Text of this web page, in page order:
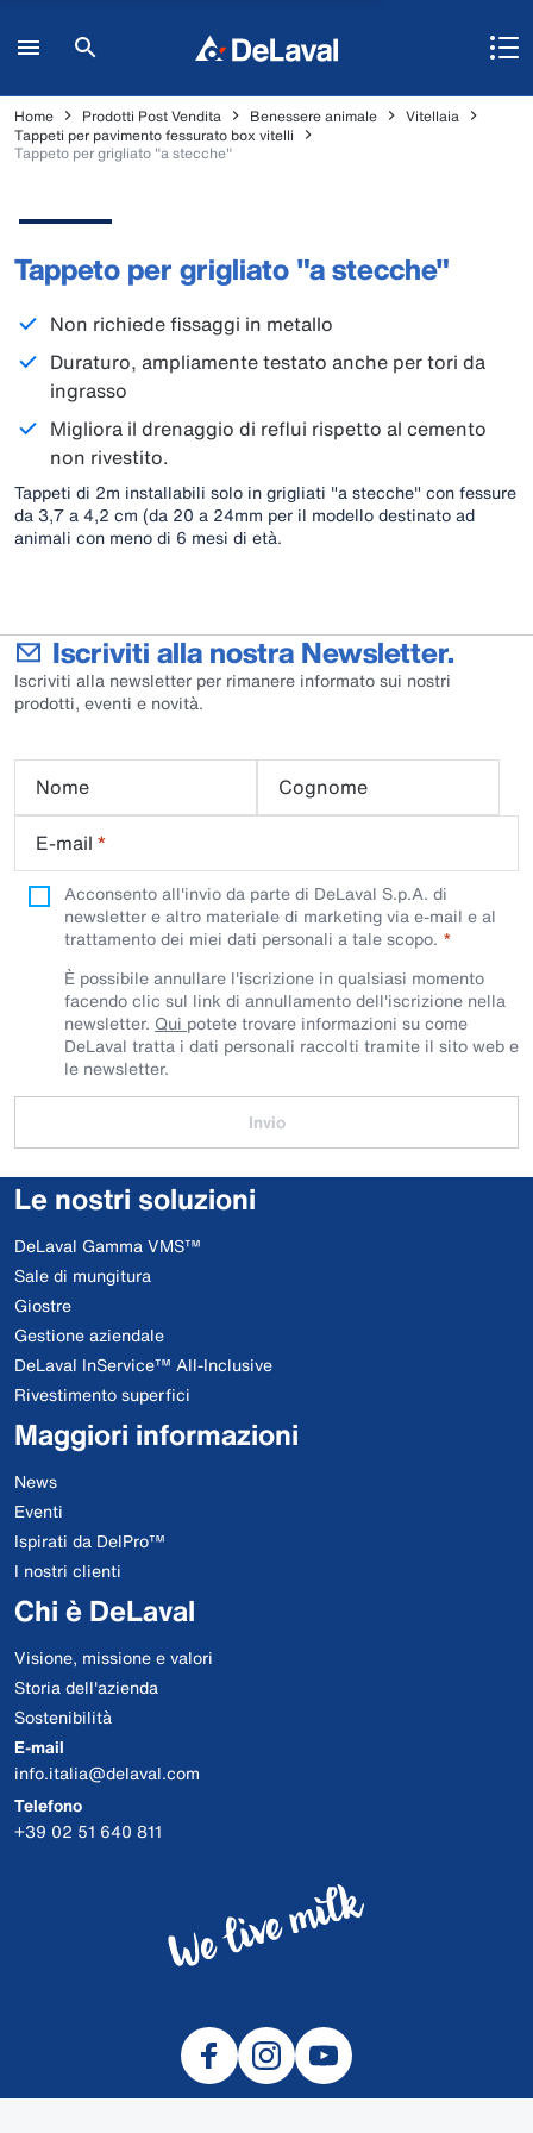
Home Prodotti Post Vendita Benessere animale
Vitellaia
Tappeti per pavimento fessurato box vitelli
Tappeto per grigliato "a stecche"
Tappeto per grigliato "a stecche"
Non richiede fissaggi in metallo
Duraturo, ampliamente testato anche per tori da
ingrasso
Migliora il drenaggio di reflui rispetto al cemento
non rivestito.
Tappeti di 2m installabili solo in grigliati "a stecche" con fessure
da 3,7 a 4,2 cm (da 20 a 24mm per il modello destinato ad
animali con meno di 6 mesi di età.
Iscriviti alla nostra Newsletter.
Iscriviti alla newsletter per rimanere informato sui nostri
prodotti, eventi e novità.
Nome
Cognome
E-mail *
Acconsento all'invio da parte di DeLaval S.p.A. di
newsletter e altro materiale di marketing via e-mail e al
trattamento dei miei dati personali a tale scopo.
È possibile annullare l'iscrizione in qualsiasi momento
facendo clic sul link di annullamento dell'iscrizione nella
newsletter. Qui potete trovare informazioni su come
DeLaval tratta i dati personali raccolti tramite il sito web e
le newsletter.
Invio
Le nostri soluzioni
DeLaval Gamma VMS™
Sale di mungitura
Giostre
Gestione aziendale
DeLaval InService™ All-Inclusive
Rivestimento superfici
Maggiori informazioni
News
Eventi
Ispirati da DelPro™
I nostri clienti
Chi è DeLaval
Visione, missione e valori
Storia dell'azienda
Sostenibilità
E-mail
info.italia@delaval.com
Telefono
+39 02 51 640 811